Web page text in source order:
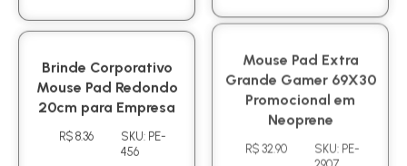
Brinde Corporativo
Mouse Pad Redondo
20cm para Empresa
R$ 8.36
SKU: PE-
Mouse Pad Extra
Grande Gamer 69X30
Promocional em